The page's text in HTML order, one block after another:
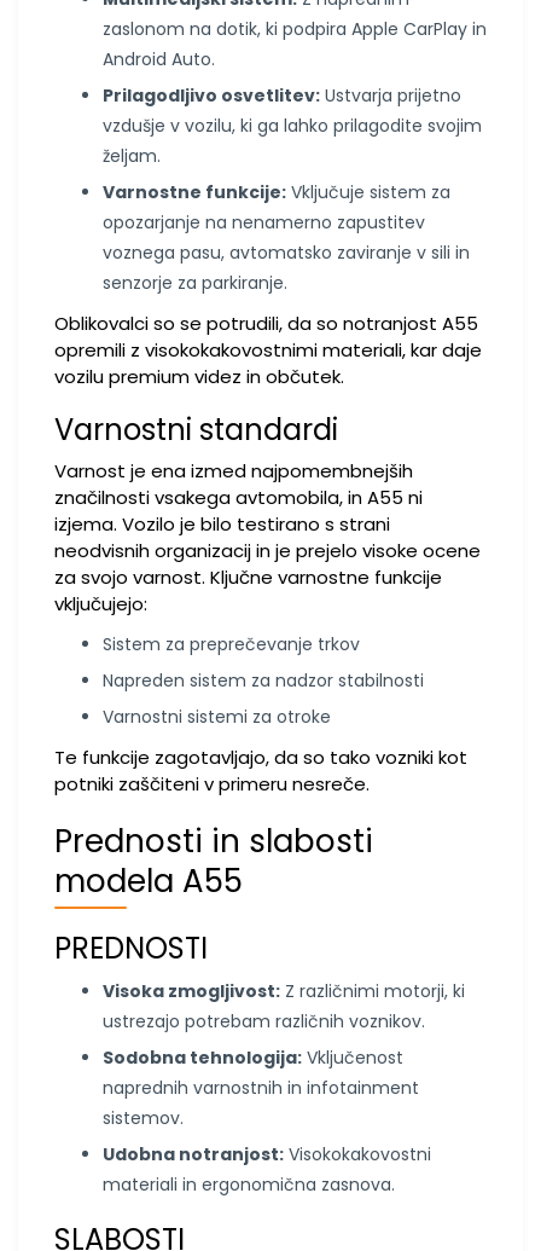
zaslonom na dotik, ki podpira Apple CarPlay in
Android Auto.
Prilagodljivo osvetlitev: Ustvarja prijetno
vzdušje v vozilu, ki ga lahko prilagodite svojim
željam.
Varnostne funkcije: Vključuje sistem za
opozarjanje na nenamerno zapustitev
voznega pasu, avtomatsko zaviranje v sili in
senzorje za parkiranje.
Oblikovalci so se potrudili, da so notranjost A55
opremili z visokokakovostnimi materiali, kar daje
vozilu premium videz in občutek.
Varnostni standardi
Varnost je ena izmed najpomembnejših
značilnosti vsakega avtomobila, in A55 ni
izjema. Vozilo je bilo testirano s strani
neodvisnih organizacij in je prejelo visoke ocene
za svojo varnost. Ključne varnostne funkcije
vključujejo:
Sistem za preprečevanje trkov
Napreden sistem za nadzor stabilnosti
Varnostni sistemi za otroke
Te funkcije zagotavljajo, da so tako vozniki kot
potniki zaščiteni v primeru nesreče.
Prednosti in slabosti
modela A55
PREDNOSTI
Visoka zmogljivost: Z različnimi motorji, ki
ustrezajo potrebam različnih voznikov.
Sodobna tehnologija: Vključenost
naprednih varnostnih in infotainment
sistemov.
Udobna notranjost: Visokokakovostni
materiali in ergonomična zasnova.
SLABOSTI